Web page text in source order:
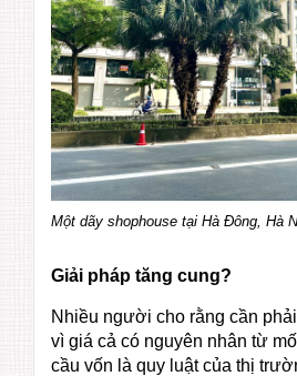
Một dãy shophouse tại Hà Đông, Hà
Giải pháp tăng cung?
Nhiều người cho rằng cần
vì giá cả có nguyên nhân từ
cầu vốn là quy luật của thị